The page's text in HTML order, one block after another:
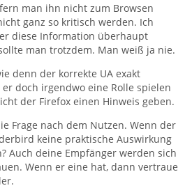
man ihn nicht zum Browsen
ganz so kritisch werden. Ich
diese Information überhaupt
man trotzdem. Man weiß ja nie.
denn der korrekte UA exakt
doch irgendwo eine Rolle spielen
der Firefox einen Hinweis geben.
Frage nach dem Nutzen. Wenn der
keine praktische Auswirkung
Auch deine Empfänger werden sich
Wenn er eine hat, dann vertraue